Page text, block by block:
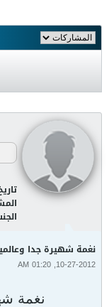
نغمة شهيرة جدا
10-27-2012, 01:20 AM
نغمة